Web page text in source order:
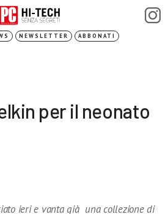
NEWSLETTER ABBONATI
per il neonato
ieri e vanta già una collezione di